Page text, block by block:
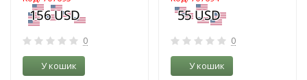
0
У кошик
0
У кошик